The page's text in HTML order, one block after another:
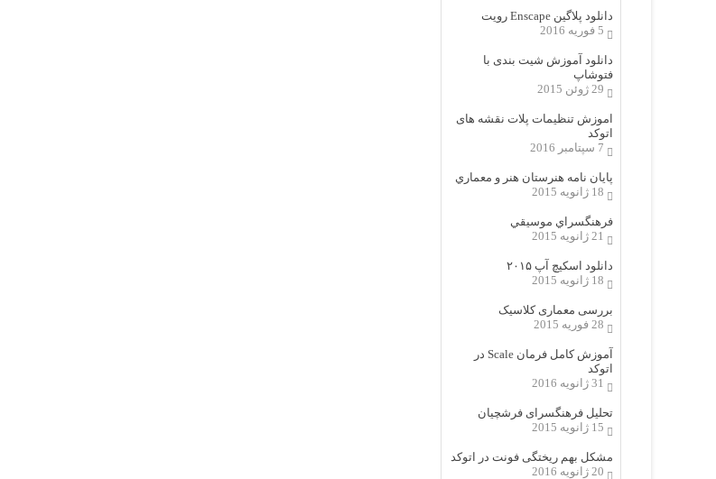
دانلود پلاگین Enscape رویت
5 فوریه 2016
دانلود آموزش شیت بندی با
فتوشاپ
29 ژوئن 2015
اموزش تنظیمات پلات نقشه های
اتوکد
7 سپتامبر 2016
پایان نامه هنرستان هنر و معماري
18 ژانویه 2015
فرهنگسراي موسيقي
21 ژانویه 2015
دانلود اسکیچ آپ ۲۰۱۵
18 ژانویه 2015
بررسی معماری کلاسیک
28 فوریه 2015
آموزش کامل فرمان Scale در
اتوکد
31 ژانویه 2016
تحلیل فرهنگسرای فرشچیان
15 ژانویه 2015
مشکل بهم ریختگی فونت در اتوکد
20 ژانویه 2016